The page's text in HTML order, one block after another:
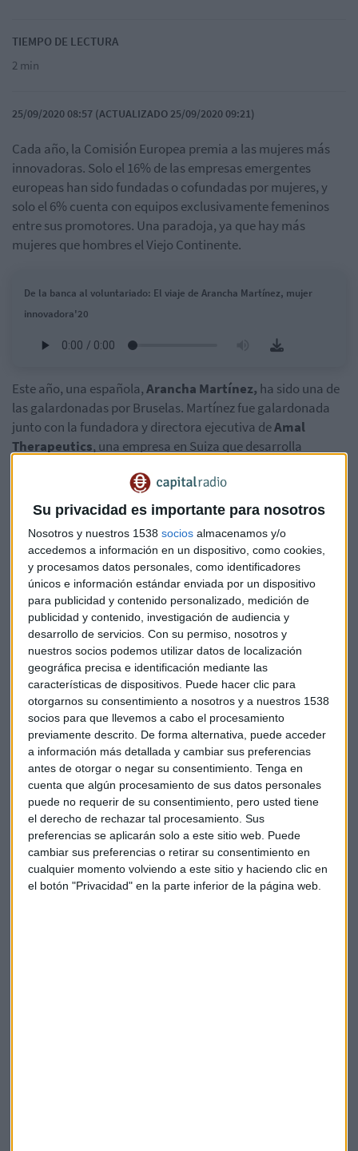
Su privacidad es importante para nosotros
Nosotros y nuestros 1538 socios almacenamos y/o
accedemos a información en un dispositivo, como cookies,
y procesamos datos personales, como identificadores
únicos e información estándar enviada por un dispositivo
para publicidad y contenido personalizado, medición de
publicidad y contenido, investigación de audiencia y
desarrollo de servicios. Con su permiso, nosotros y
nuestros socios podemos utilizar datos de localización
geográfica precisa e identificación mediante las
características de dispositivos. Puede hacer clic para
otorgarnos su consentimiento a nosotros y a nuestros 1538
socios para que llevemos a cabo el procesamiento
previamente descrito. De forma alternativa, puede acceder
a información más detallada y cambiar sus preferencias
antes de otorgar o negar su consentimiento. Tenga en
cuenta que algún procesamiento de sus datos personales
puede no requerir de su consentimiento, pero usted tiene
el derecho de rechazar tal procesamiento. Sus
preferencias se aplicarán solo a este sitio web. Puede
cambiar sus preferencias o retirar su consentimiento en
cualquier momento volviendo a este sitio y haciendo clic en
el botón "Privacidad" en la parte inferior de la página web.
TIEMPO DE LECTURA
2 min
25/09/2020 08:57 (ACTUALIZADO 25/09/2020 09:21)
Cada año, la Comisión Europea premia a las mujeres más
innovadoras. Solo el 16% de las empresas emergentes
europeas han sido fundadas o cofundadas por mujeres, y
solo el 6% cuenta con equipos exclusivamente femeninos
entre sus promotores. Una paradoja, ya que hay más
mujeres que hombres el Viejo Continente.
De la banca al voluntariado: El viaje de Arancha Martínez, mujer
innovadora'20
Este año, una española,Arancha Martínez, ha sido una de
las galardonadas por Bruselas. Martínez fue galardonada
junto con la fundadora y directora ejecutiva deAmal
Therapeutics, una empresa en Suiza que desarrolla
cofundadora y directora ejecutiva deZymvol
una empresa en Portugal que desarrolla enzimas
industriales diseñadas por computadora mediante la
aplicación de modelos moleculares,MariaFátima Lucas.
"Si todos hiciésemos algo que nos gusta, iríamos más
lejos", detalla Martínez en Capital, la Bolsa y la Vida. Con 24
años, la emprendedora esapñolatenía claro que cambiar el
mundo era posible. En 2008 viajó a India con un objetivo: ser
parte activa del cambio y ahí nació itwillbe.org.
Desde ese año, Martínez trabaja en el ámbito de la
cooperación al desarrolloapoyando proyectos con un
alto impacto social en Indiay, próximamente, en distintos
países adscritos a la Agencia Española de Cooperación
Internacional al Desarrollo (AECID). "Me encontré con
organizaciones increíbles", añade.
Además, en España lleva a cabo una labor de
concienciación basada en innovadoras formas de
sensibilizar para conseguir que los ciudadanos se impliquen
y sumen a los retos del sector.